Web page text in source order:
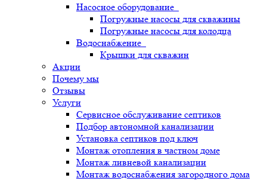
Насосное оборудование
Погружные насосы для скважины
Погружные насосы для колодца
Водоснабжение
Крышки для скважин
Акции
Почему мы
Отзывы
Услуги
Сервисное обслуживание септиков
Подбор автономной канализации
Установка септиков под ключ
Монтаж отопления в частном доме
Монтаж ливневой канализации
Монтаж водоснабжения загородного дома